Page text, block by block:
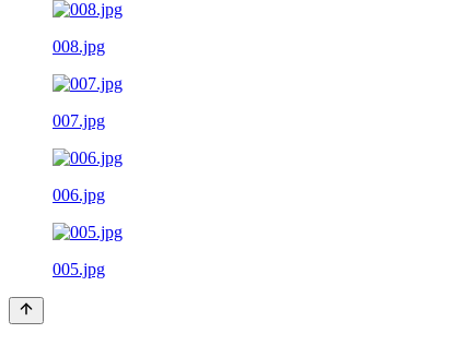
008.jpg
007.jpg
006.jpg
005.jpg